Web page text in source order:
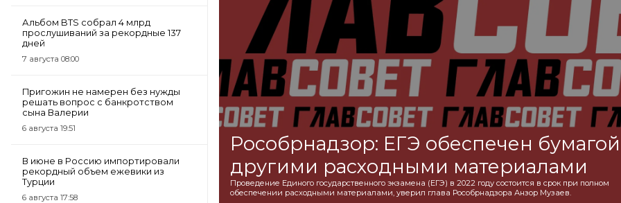
Альбом BTS собрал 4 млрд
прослушиваний за рекордные 137
дней
7 августа 08:00
Пригожин не намерен без нужды
решать вопрос с банкротством
сына Валерии
6 августа 19:51
В июне в Россию импортировали
рекордный объем ежевики из
Турции
6 августа 17:58
Рособрнадзор: ЕГЭ обеспечен
другими расходными материалами
Проведение Единого государственного экзамена (ЕГЭ) в 2022 году состоится в срок при полном
обеспечении расходными материалами, уверил глава Рособрнадзора Анзор Музаев.